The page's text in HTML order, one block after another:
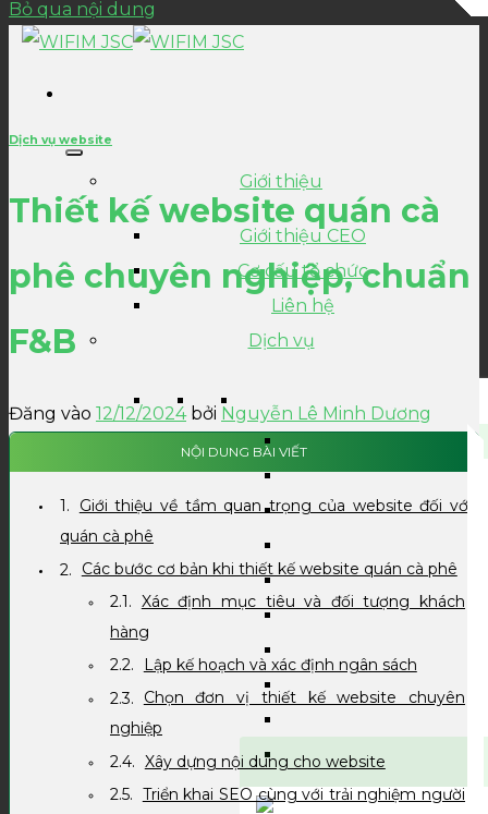
Bỏ qua nội dung
Giới thiệu
Giới thiệu CEO
Cơ cấu tổ chức
Liên hệ
Dịch vụ
Dịch vụ website
Thiết kế website quán cà
phê chuyên nghiệp, chuẩn
F&B
Đăng vào 12/12/2024 bởi Nguyễn Lê Minh Dương
NỘI DUNG BÀI VIẾT
Giới thiệu về tầm quan trọng của website đối với
quán cà phê
Các bước cơ bản khi thiết kế website quán cà phê
Xác định mục tiêu và đối tượng khách
hàng
Lập kế hoạch và xác định ngân sách
Chọn đơn vị thiết kế website chuyên
nghiệp
Xây dựng nội dung cho website
Triển khai SEO cùng với trải nghiệm người